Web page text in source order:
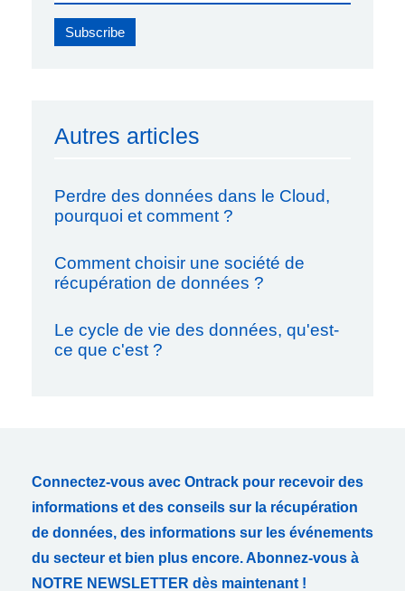
Autres articles
Perdre des données dans le Cloud,
pourquoi et comment ?
Comment choisir une société de
récupération de données ?
Le cycle de vie des données, qu'est-
ce que c'est ?
Connectez-vous avec Ontrack pour recevoir des
informations et des conseils sur la récupération
de données, des informations sur les événements
du secteur et bien plus encore. Abonnez-vous à
NOTRE NEWSLETTER dès maintenant !